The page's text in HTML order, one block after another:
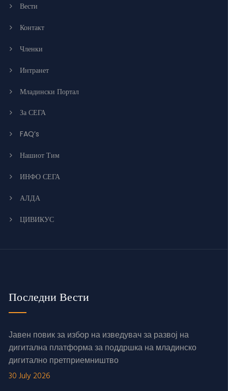
Вести
Контакт
Членки
Интранет
Младински Портал
За СЕГА
FAQ’s
Нашиот Тим
ИНФО СЕГА
АЛДА
ЦИВИКУС
Последни Вести
Јавен повик за избор на изведувач за развој на
дигитална платформа за поддршка на младинско
дигитално претприемништво
30 July 2026